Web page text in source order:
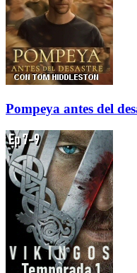
Pompeya antes del